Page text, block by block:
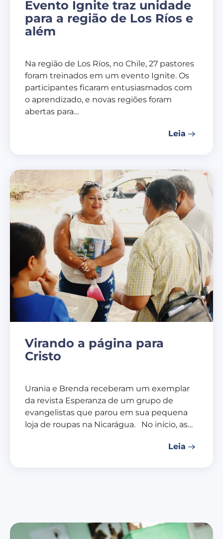
Evento Ignite traz unidade
para a região de Los Ríos e
além
Na região de Los Ríos, no Chile, 27 pastores
foram treinados em um evento Ignite. Os
participantes ficaram entusiasmados com
o aprendizado, e novas regiões foram
abertas para…
Leia
Virando a página para
Cristo
Urania e Brenda receberam um exemplar
da revista Esperanza de um grupo de
evangelistas que parou em sua pequena
loja de roupas na Nicarágua. No início, as…
Leia